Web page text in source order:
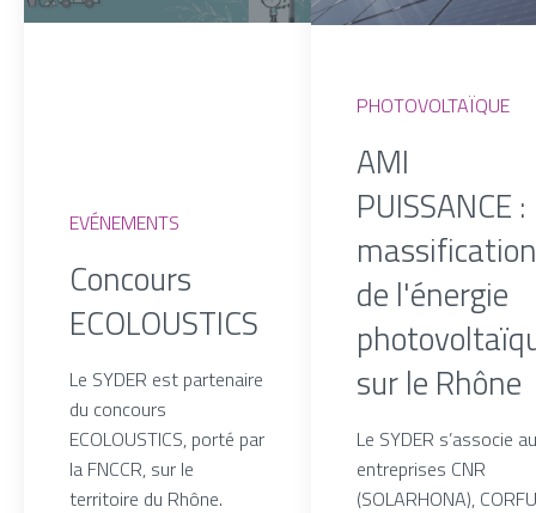
EVÉNEMENTS
Concours
ECOLOUSTICS
Le SYDER est partenaire
du concours
ECOLOUSTICS, porté par
la FNCCR, sur le
territoire du Rhône.
PHOTOVOLTAÏQUE
AMI
PUISSANCE
de l'énergie
sur le Rhône
Le SYDER s’associe
entreprises CNR
(SOLARHONA),